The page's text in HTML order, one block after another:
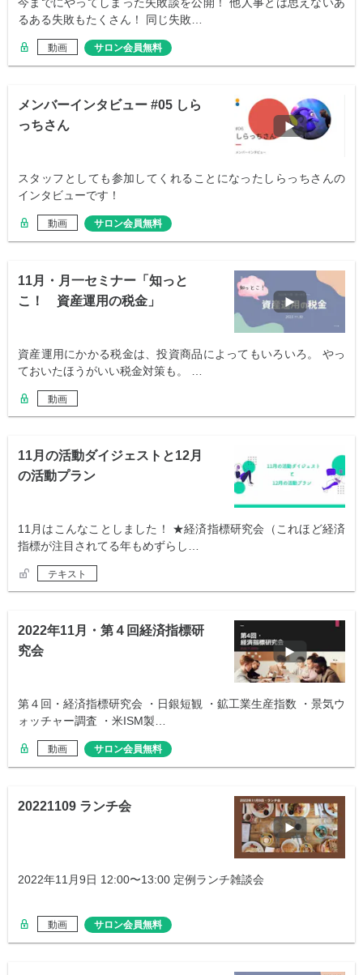
今までにやってしまった失敗談を公開！ 他人事とは思えないあ
るある失敗もたくさん！ 同じ失敗…
動画 サロン会員無料
メンバーインタビュー #05 しら
っちさん
スタッフとしても参加してくれることになったしらっちさんの
インタビューです！
動画 サロン会員無料
11月・月一セミナー「知っと
こ！ 資産運用の税金」
資産運用にかかる税金は、投資商品によってもいろいろ。 やっ
ておいたほうがいい税金対策も。 …
動画
11月の活動ダイジェストと12月
の活動プラン
11月はこんなことしました！ ★経済指標研究会（これほど経済
指標が注目されてる年もめずらし…
テキスト
2022年11月・第４回経済指標研
究会
第４回・経済指標研究会 ・日銀短観 ・鉱工業生産指数 ・景気ウ
ォッチャー調査 ・米ISM製…
動画 サロン会員無料
20221109 ランチ会
2022年11月9日 12:00〜13:00 定例ランチ雑談会
動画 サロン会員無料